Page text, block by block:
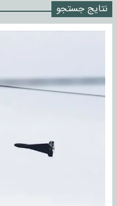
نتایج جستجو